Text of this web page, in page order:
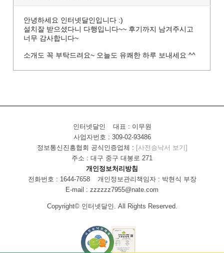
안녕하세요 인터넷달인입니다 :)
설치잘 받으셨다니 다행입니다~~ 후기까지 남겨주시고
너무 감사합니다~
소개도 꼭 부탁드려요~ 오늘도 유쾌한 하루 보내세요 ^^
인터넷달인
대표 : 이무원
사업자번호 : 309-02-93486
정보통신진흥협회 공식인증업체 : [사전승낙서 보기]
주소 : 대구 중구 대봉로 271
개인정보처리방침
전화번호 : 1644-7658
개인정보관리책임자 : 박현식 부장
E-mail : zzzzzz7955@nate.com
Copyright© 인터넷달인. All Rights Reserved.